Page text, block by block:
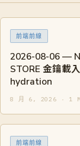
前端前線
2026-08-06 —
STORE 金鑰載
hydration
8 月 6, 2026 · 1
前端前線